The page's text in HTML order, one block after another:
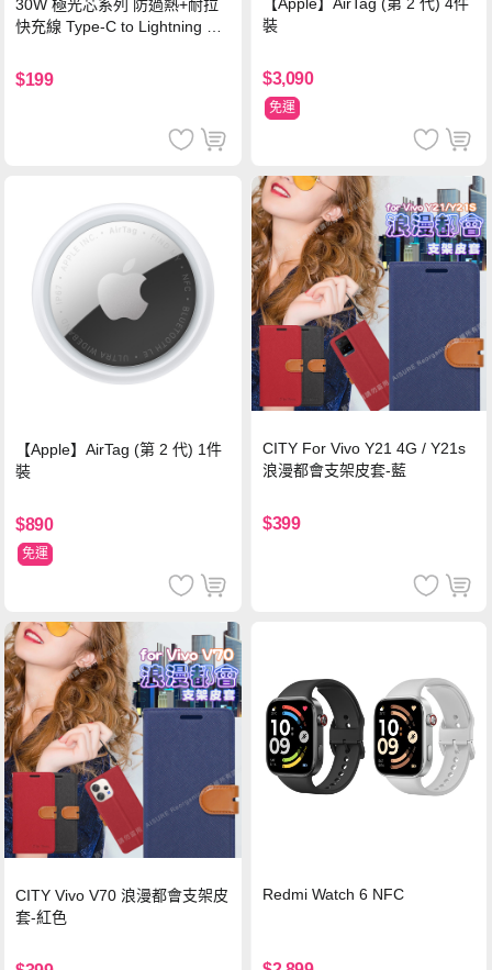
30W 極光芯系列 防過熱+耐拉
快充線 Type-C to Lightning 傳
$199
【Apple】AirTag (第 2 代) 4件
裝
$3,090
免運
【Apple】AirTag (第 2 代) 1件
裝
$890
免運
CITY For Vivo Y21 4G / Y21s
浪漫都會支架皮套-藍
$399
CITY Vivo V70 浪漫都會支架皮
套-紅色
Redmi Watch 6 NFC